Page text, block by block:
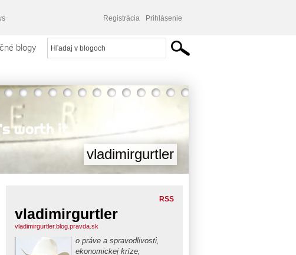
Registrácia Prihlásenie
blogy
vladimirgurtler
RSS
vladimirgurtler
vladimirgurtler.blog.pravda.sk
o práve a spravodlivosti,
ekonomickej kríze,